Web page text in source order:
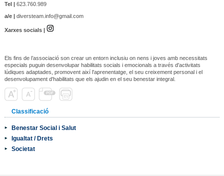
Tel |623.760.989
a/e |diversteam.info@gmail.com
Xarxes socials |
Els fins de l’associació son crear un entorn inclusiu on nens i joves amb necessitats
especials puguin desenvolupar habilitats socials i emocionals a través d'activitats
lúdiques adaptades, promovent així l'aprenentatge, el seu creixement personal i el
desenvolupament d'habilitats que els ajudin en el seu benestar integral.
Classificació
Benestar Social i Salut
Igualtat / Drets
Societat